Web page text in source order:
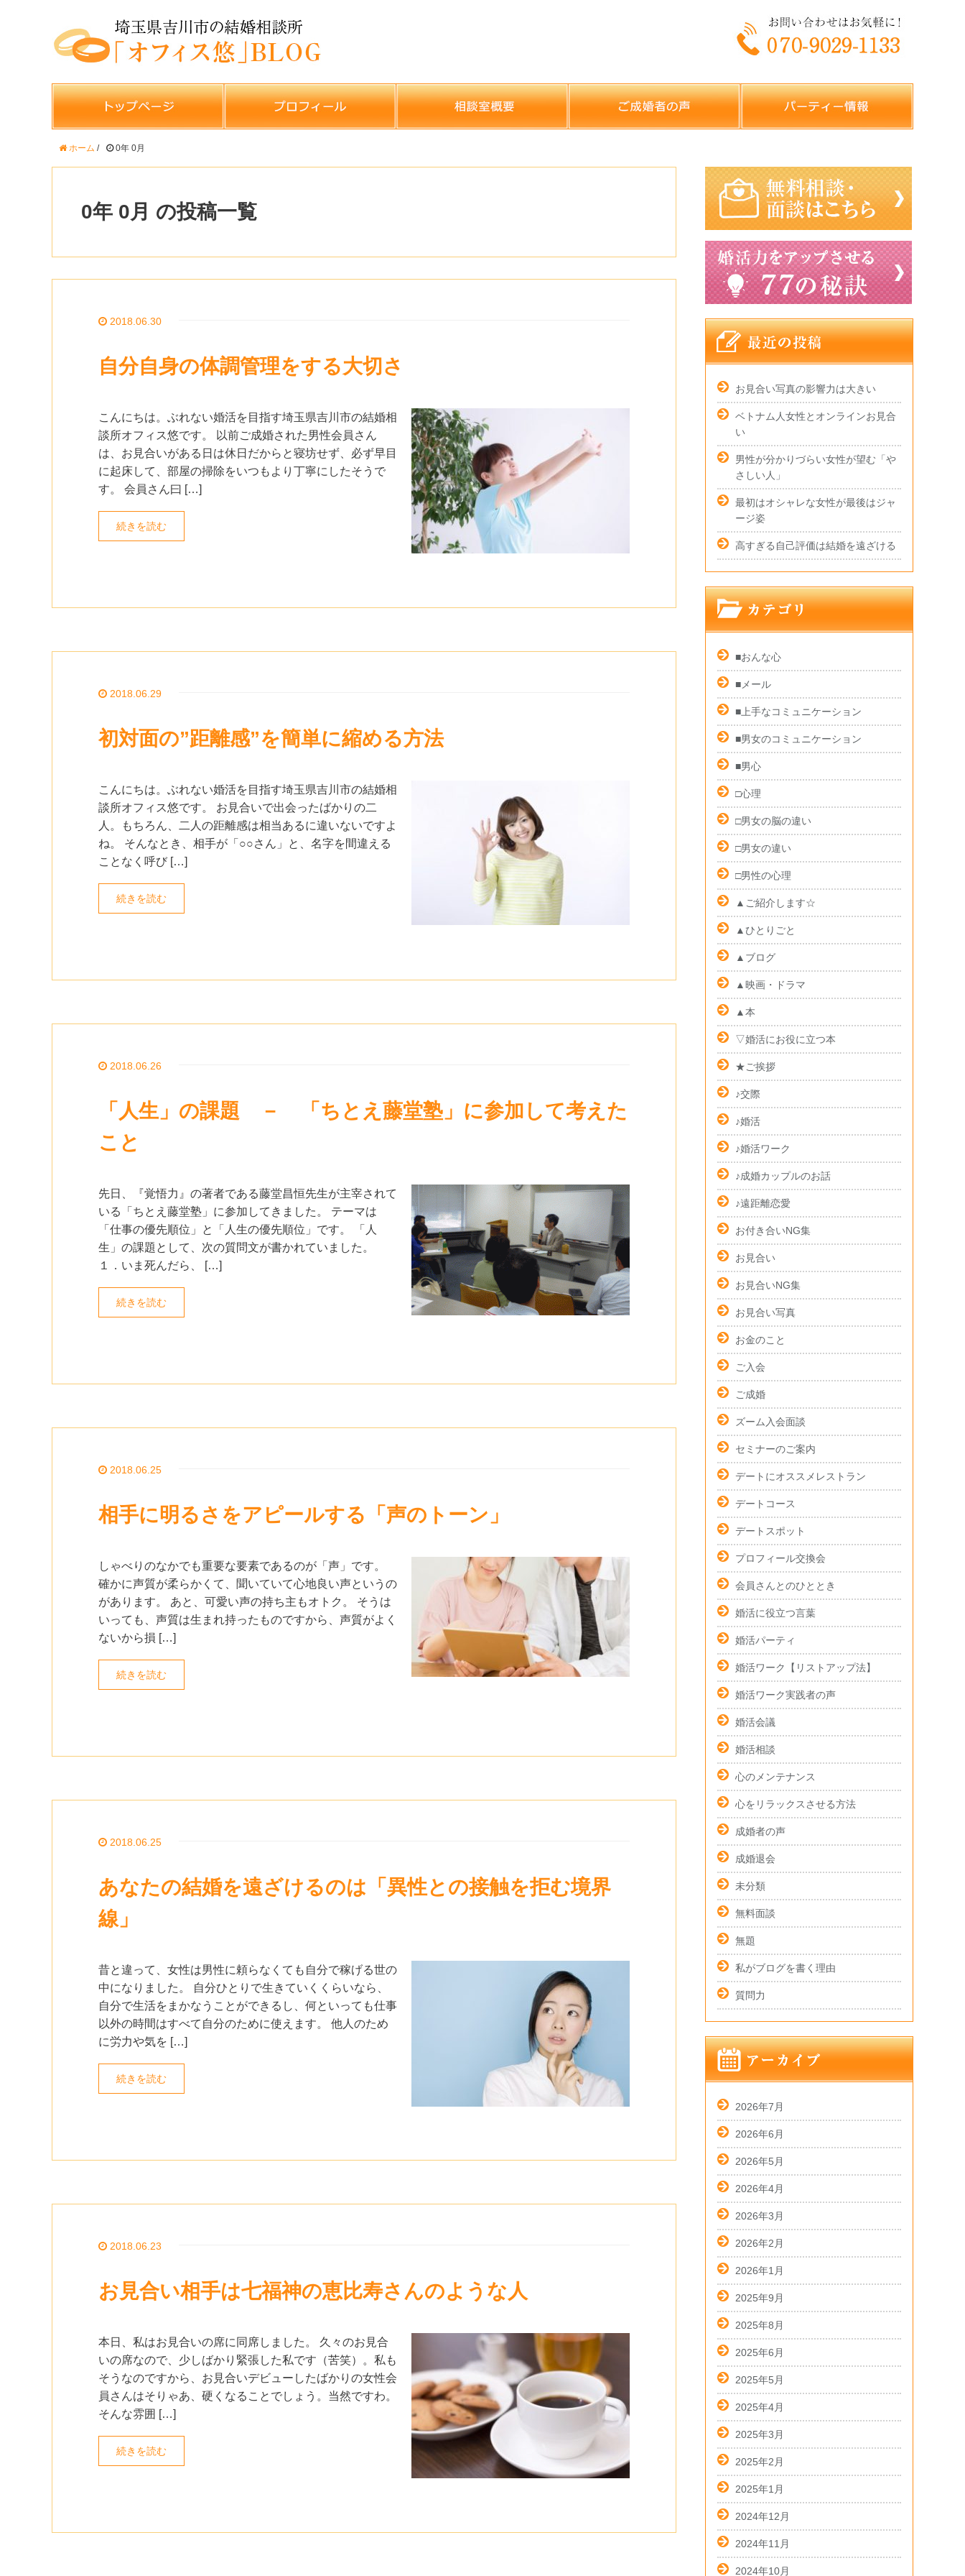
ホーム / 0年 0月
0年 0月 の投稿一覧
2018.06.30
自分自身の体調管理をする大切さ
こんにちは。ぶれない婚活を目指す埼玉県吉川市の結婚相
談所オフィス悠です。 以前ご成婚された男性会員さん
は、お見合いがある日は休日だからと寝坊せず、必ず早目
に起床して、部屋の掃除をいつもより丁寧にしたそうで
す。 会員さん曰 […]
続きを読む
2018.06.29
初対面の”距離感”を簡単に縮める方法
こんにちは。ぶれない婚活を目指す埼玉県吉川市の結婚相
談所オフィス悠です。 お見合いで出会ったばかりの二
人。もちろん、二人の距離感は相当あるに違いないですよ
ね。 そんなとき、相手が「○○さん」と、名字を間違える
ことなく呼び […]
続きを読む
2018.06.26
「人生」の課題 － 「ちとえ藤堂塾」に参加して考えた
こと
先日、『覚悟力』の著者である藤堂昌恒先生が主宰されて
いる「ちとえ藤堂塾」に参加してきました。 テーマは
「仕事の優先順位」と「人生の優先順位」です。 「人
生」の課題として、次の質問文が書かれていました。
１．いま死んだら、 […]
続きを読む
2018.06.25
相手に明るさをアピールする「声のトーン」
しゃべりのなかでも重要な要素であるのが「声」です。
確かに声質が柔らかくて、聞いていて心地良い声というの
があります。 あと、可愛い声の持ち主もオトク。 そうは
いっても、声質は生まれ持ったものですから、声質がよく
ないから損 […]
続きを読む
2018.06.25
あなたの結婚を遠ざけるのは「異性との接触を拒む境界
線」
昔と違って、女性は男性に頼らなくても自分で稼げる世の
中になりました。 自分ひとりで生きていくくらいなら、
自分で生活をまかなうことができるし、何といっても仕事
以外の時間はすべて自分のために使えます。 他人のため
に労力や気を […]
続きを読む
2018.06.23
お見合い相手は七福神の恵比寿さんのような人
本日、私はお見合いの席に同席しました。 久々のお見合
いの席なので、少しばかり緊張した私です（苦笑）。私も
そうなのですから、お見合いデビューしたばかりの女性会
員さんはそりゃあ、硬くなることでしょう。当然ですわ。
そんな雰囲 […]
続きを読む
お見合い写真の影響力は大きい
ベトナム人女性とオンラインお見合
い
男性が分かりづらい女性が望む「や
さしい人」
最初はオシャレな女性が最後はジャ
ージ姿
高すぎる自己評価は結婚を遠ざける
■おんな心
■メール
■上手なコミュニケーション
■男女のコミュニケーション
■男心
□心理
□男女の脳の違い
□男女の違い
□男性の心理
▲ご紹介します☆
▲ひとりごと
▲ブログ
▲映画・ドラマ
▲本
▽婚活にお役に立つ本
★ご挨拶
♪交際
♪婚活
♪婚活ワーク
♪成婚カップルのお話
♪遠距離恋愛
お付き合いNG集
お見合い
お見合いNG集
お見合い写真
お金のこと
ご入会
ご成婚
ズーム入会面談
セミナーのご案内
デートにオススメレストラン
デートコース
デートスポット
プロフィール交換会
会員さんとのひととき
婚活に役立つ言葉
婚活パーティ
婚活ワーク【リストアップ法】
婚活ワーク実践者の声
婚活会議
婚活相談
心のメンテナンス
心をリラックスさせる方法
成婚者の声
成婚退会
未分類
無料面談
無題
私がブログを書く理由
質問力
2026年7月
2026年6月
2026年5月
2026年4月
2026年3月
2026年2月
2026年1月
2025年9月
2025年8月
2025年6月
2025年5月
2025年4月
2025年3月
2025年2月
2025年1月
2024年12月
2024年11月
2024年10月